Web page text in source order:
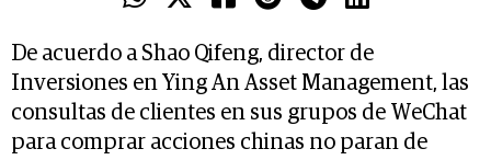
De acuerdo a Shao Qifeng, director de
Inversiones en Ying An Asset Management, las
consultas de clientes en sus grupos de WeChat
para comprar acciones chinas no paran de